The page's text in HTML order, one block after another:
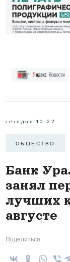
сегодня 10:22
ОБЩЕСТВО
Банк
занял
лучших
августе
Поделиться